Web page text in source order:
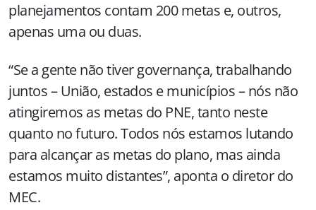
planejamentos contam 200 metas e, outros,
apenas uma ou duas.
“Se a gente não tiver governança, trabalhando
juntos – União, estados e municípios – nós não
atingiremos as metas do PNE, tanto neste
quanto no futuro. Todos nós estamos lutando
para alcançar as metas do plano, mas ainda
estamos muito distantes”, aponta o diretor do
MEC.